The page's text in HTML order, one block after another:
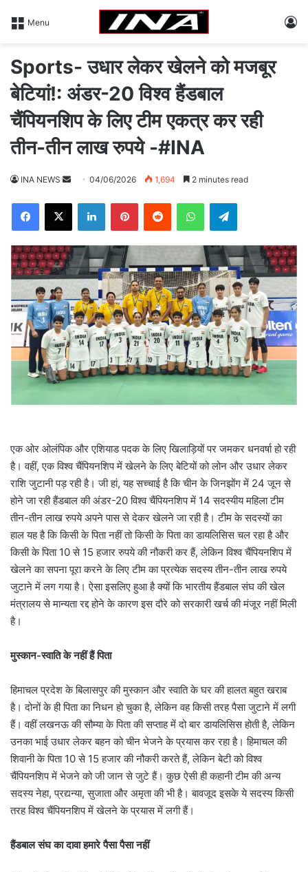
Menu
Sports- उधार लेकर खेलने को मजबूर
बेटियां!: अंडर-20 विश्व हैंडबाल
चैंपियनशिप के लिए टीम एकत्र कर रही
तीन-तीन लाख रुपये -#INA
INA NEWS
d
a
n
e
a
i
l
04/06/2026 1,694 2 minutes read
एक ओर ओलंपिक और एशियाड पदक के लिए खिलाड़ियों पर जमकर धनवर्षा हो रही
है। वहीं, एक विश्व चैंपियनशिप में खेलने के लिए बेटियों को लोन और उधार लेकर
राशि जुटानी पड़ रही है। जी हां, यह सच्चाई है कि चीन के जिनझोंग में 24 जून से
होने जा रही हैंडबाल की अंडर-20 विश्व चैंपियनशिप में 14 सदस्यीय महिला टीम
तीन-तीन लाख रुपये अपने पास से देकर खेलने जा रही है। टीम के सदस्यों का
हाल यह है कि किसी के पिता नहीं तो किसी के पिता का डायलिसिस चल रहा है और
किसी के पिता 10 से 15 हजार रुपये की नौकरी कर हैं, लेकिन विश्व चैंपियनशिप में
खेलने का सपना पूरा करने के लिए टीम का प्रत्येक सदस्य तीन-तीन लाख रुपये
जुटाने में लग गया है। ऐसा इसलिए हुआ है क्यों कि भारतीय हैंडबाल संघ की खेल
मंत्रालय से मान्यता रद्द होने के कारण इस दौरे को सरकारी खर्च की मंजूर नहीं मिली
है।
मुस्कान-स्वाति के नहीं हैं पिता
हिमाचल प्रदेश के बिलासपुर की मुस्कान और स्वाति के घर की हालत बहुत खराब
है। दोनों के ही पिता का निधन हो चुका है, लेकिन वह किसी तरह पैसा जुटाने में लगी
हैं। वहीं लखनऊ की सौम्या के पिता की सप्ताह में दो बार डायलिसिस होती है, लेकिन
उनका भाई उधार लेकर बहन को चीन भेजने के प्रयास कर रहा है। हिमाचल की
शिवानी के पिता 10 से 15 हजार की नौकरी करते हैं, लेकिन बेटी को विश्व
चैंपियनशिप में भेजने को जी जान से जुटे हैं। कुछ ऐसी ही कहानी टीम की अन्य
सदस्य नेहा, प्रद्यन्या, सुजाता और अमृता की भी है। बावजूद इसके ये सदस्य किसी
तरह विश्व चैंपियनशिप में खेलने के प्रयास में लगी हैं।
हैंडबाल संघ का दावा हमारे पैसा पैसा नहीं